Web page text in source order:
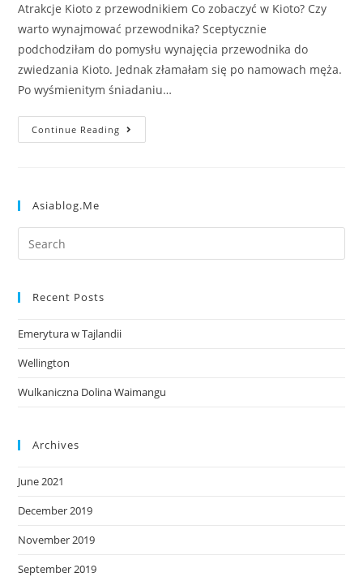
Atrakcje Kioto z przewodnikiem Co zobaczyć w Kioto? Czy
warto wynajmować przewodnika? Sceptycznie
podchodziłam do pomysłu wynajęcia przewodnika do
zwiedzania Kioto. Jednak złamałam się po namowach męża.
Po wyśmienitym śniadaniu…
Continue Reading
Asiablog.me
Recent Posts
Emerytura w Tajlandii
Wellington
Wulkaniczna Dolina Waimangu
Archives
June 2021
December 2019
November 2019
September 2019